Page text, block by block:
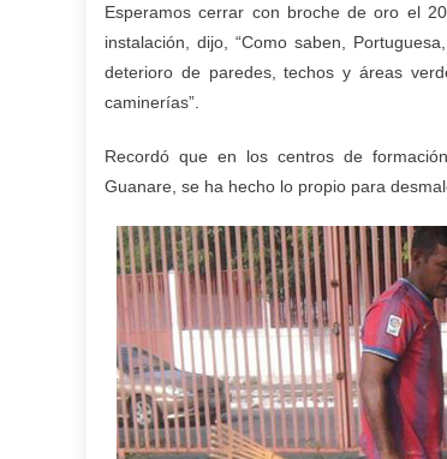
Esperamos cerrar con broche de oro el
instalación, dijo, “Como saben,
deterioro de paredes, techos y áreas
caminerías”.
Recordó que en los centros de
Guanare, se ha hecho lo propio para